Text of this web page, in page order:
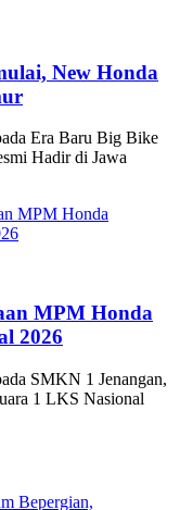
New Honda
Era Baru Big Bike
Hadir di Jawa
MPM Honda
2026
SMKN 1 Jenangan,
1 LKS Nasional